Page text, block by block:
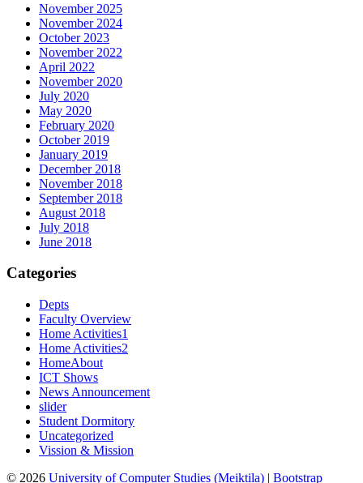
November 2025
November 2024
October 2023
November 2022
April 2022
November 2020
July 2020
May 2020
February 2020
October 2019
January 2019
December 2018
November 2018
September 2018
August 2018
July 2018
June 2018
Categories
Depts
Faculty Overview
Home Activities1
Home Activities2
HomeAbout
ICT Shows
News Announcement
slider
Student Dormitory
Uncategorized
Vission & Mission
© 2026 University of Computer Studies (Meiktila) | Bootstrap